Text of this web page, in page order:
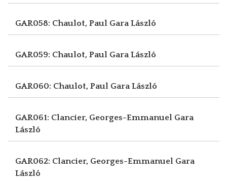
GAR058: Chaulot, Paul Gara László
GAR059: Chaulot, Paul Gara László
GAR060: Chaulot, Paul Gara László
GAR061: Clancier, Georges-Emmanuel Gara
László
GAR062: Clancier, Georges-Emmanuel Gara
László